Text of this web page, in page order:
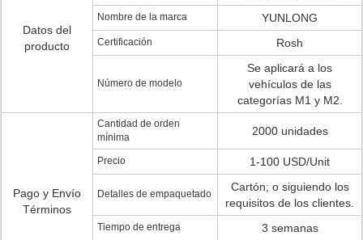
Datos del
producto
Nombre de la marca YUNLONG
Certificación Rosh
Número de modelo
Se aplicará a los
vehículos de las
categorías M1 y M2.
Pago y Envío
Términos
Cantidad de orden
mínima
2000 unidades
Precio 1-100 USD/Unit
Detalles de empaquetado
Cartón; o siguiendo los
requisitos de los clientes.
Tiempo de entrega 3 semanas